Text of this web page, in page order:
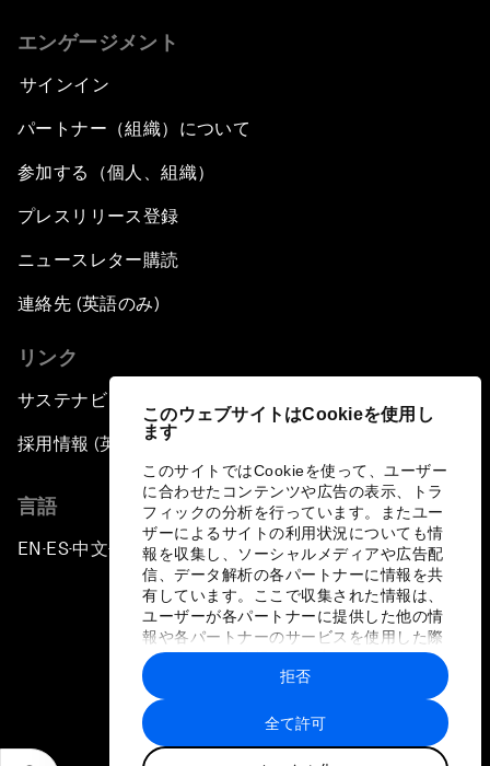
このウェブサイトはCookieを使用し
ます
このサイトではCookieを使って、ユーザー
に合わせたコンテンツや広告の表示、トラ
フィックの分析を行っています。またユー
ザーによるサイトの利用状況についても情
報を収集し、ソーシャルメディアや広告配
信、データ解析の各パートナーに情報を共
有しています。ここで収集された情報は、
ユーザーが各パートナーに提供した他の情
報や各パートナーのサービスを使用した際
に収集された情報と組み合わされ、各パー
トナーによって使用されることがありま
す。
全て許可
拒否
エンゲージメント
サインイン
パートナー（組織）について
参加する（個人、組織）
プレスリリース登録
ニュースレター購読
連絡先 (英語のみ)
リンク
サステナビリティへの取り組み
採用情報 (英語のみ)
言語
EN ▪ES▪中文▪ 日本語
プライバシーポリシーと利用規約
サイトマップ